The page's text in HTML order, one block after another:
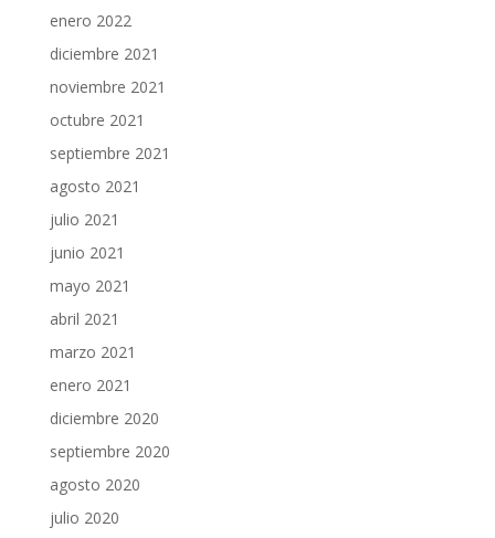
enero 2022
diciembre 2021
noviembre 2021
octubre 2021
septiembre 2021
agosto 2021
julio 2021
junio 2021
mayo 2021
abril 2021
marzo 2021
enero 2021
diciembre 2020
septiembre 2020
agosto 2020
julio 2020